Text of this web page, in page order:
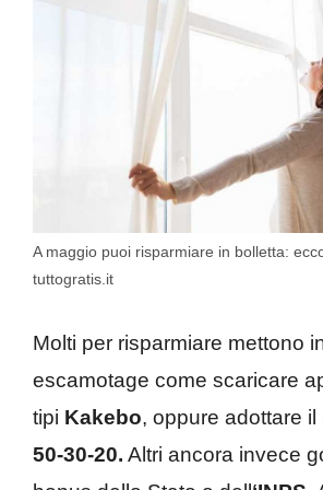
A maggio puoi risparmiare in bolletta:
tuttogratis.it
Molti per risparmiare mettono
escamotage come scaricare
tipi Kakebo, oppure adottare il
50-30-20. Altri ancora invece